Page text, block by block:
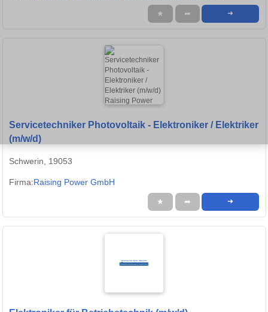
★ ➦ ➜
Servicetechniker Photovoltaik - Elektroniker / Elektriker
(m/w/d)
Schwerin, 19053
Firma:Raising Power GmbH
★ ➦ ➜